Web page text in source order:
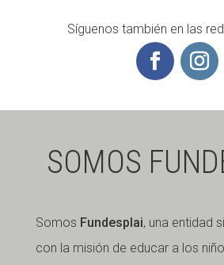
Síguenos también en las
SOMOS
Somos Fundesplai, una entidad
con la misión de educar a los